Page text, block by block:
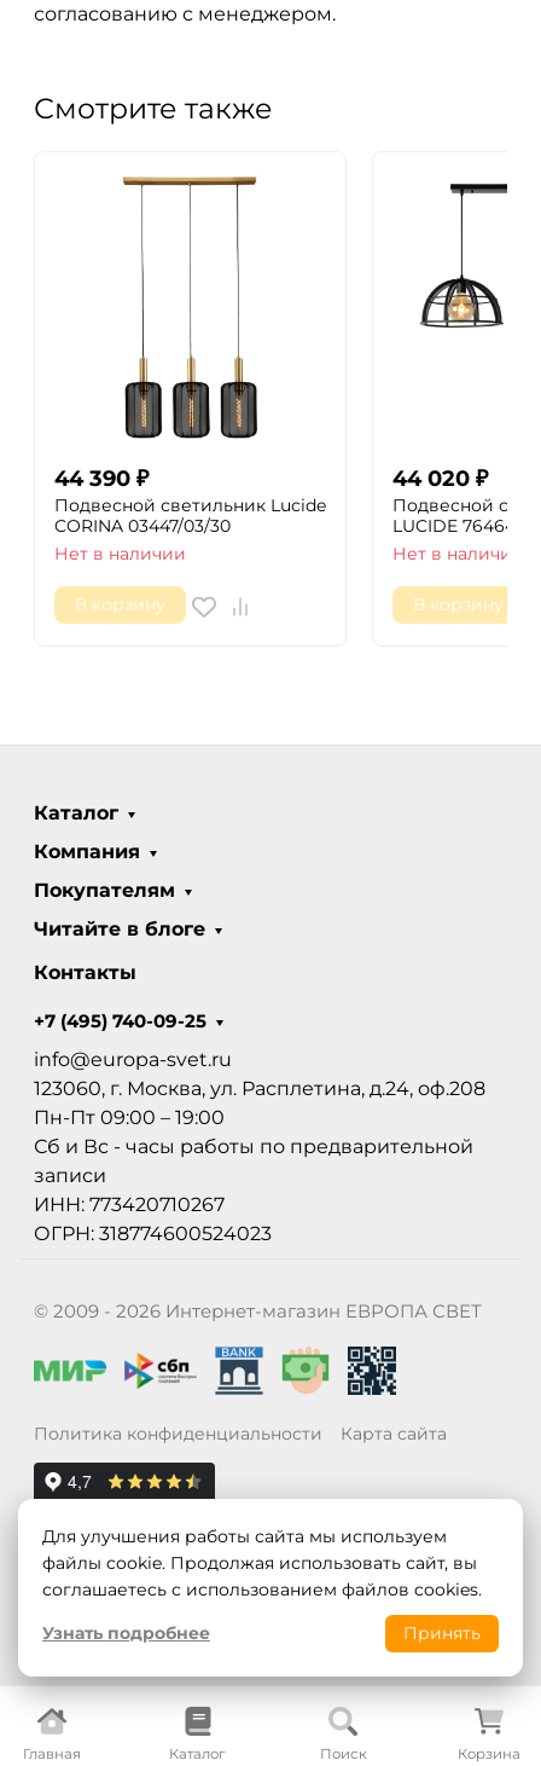
Главная Каталог Поиск Корзина
согласованию с менеджером.
Смотрите также
44 390 ₽
Подвесной светильник Lucide
CORINA 03447/03/30
Нет в наличии
В корзину
44 020 ₽
Подвесной
LUCIDE 76464/
Нет в наличии
В корзину
Каталог
Компания
Покупателям
Читайте в блоге
Контакты
+7 (495) 740-09-25
info@europa-svet.ru
123060, г. Москва, ул. Расплетина, д.24, оф.208
Пн-Пт 09:00 – 19:00
Сб и Вс - часы работы по предварительной
записи
ИНН: 773420710267
ОГРН: 318774600524023
© 2009 - 2026 Интернет-магазин ЕВРОПА СВЕТ
Политика конфиденциальности Карта сайта
Для улучшения работы сайта мы используем
файлы cookie. Продолжая использовать сайт, вы
соглашаетесь с использованием файлов cookies.
Узнать подробнее
Принять